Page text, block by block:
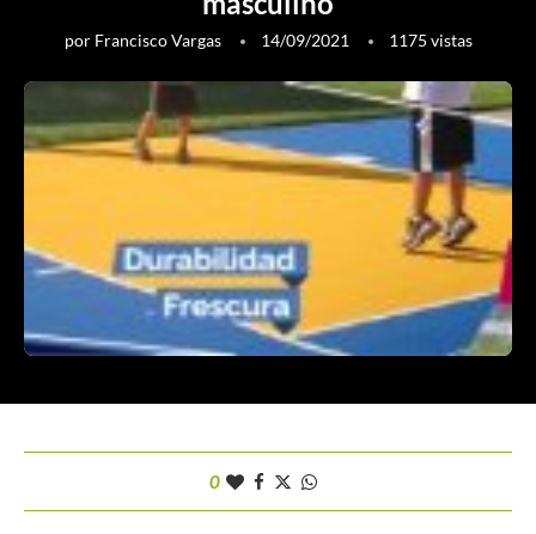
por Francisco Vargas 14/09/2021 1175 vistas
0